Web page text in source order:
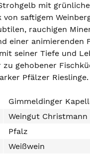
mit
saftigem
rauchigen
einer
seiner Tiefe und
gehobener
Pfälzer Rieslinge.
Gimmeldinger
Weingut Christmann
Pfalz
Weißwein